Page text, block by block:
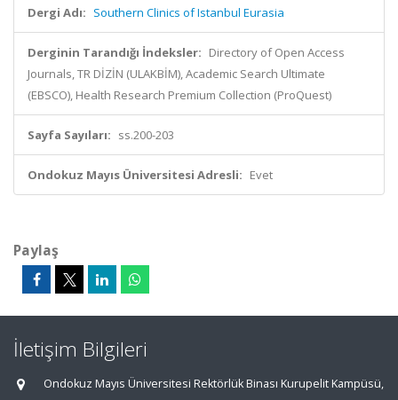
Dergi Adı: Southern Clinics of Istanbul Eurasia
Derginin Tarandığı İndeksler: Directory of Open Access
Journals, TR DİZİN (ULAKBİM), Academic Search Ultimate
(EBSCO), Health Research Premium Collection (ProQuest)
Sayfa Sayıları: ss.200-203
Ondokuz Mayıs Üniversitesi Adresli: Evet
Paylaş
İletişim Bilgileri
Ondokuz Mayıs Üniversitesi Rektörlük Binası Kurupelit Kampüsü,